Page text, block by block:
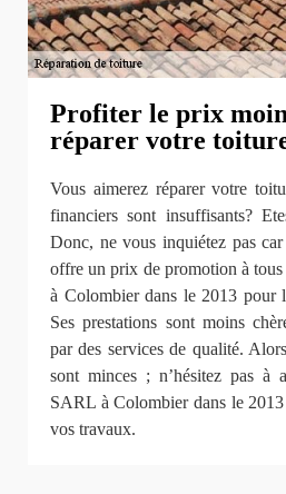
Profiter le prix
réparer votre
Vous aimerez réparer votre
financiers sont insuffisants?
Donc, ne vous inquiétez pas
offre un prix de promotion à
à Colombier dans le 2013 pour
Ses prestations sont moins
par des services de qualité.
sont minces ; n’hésitez pas à
SARL à Colombier dans le
vos travaux.